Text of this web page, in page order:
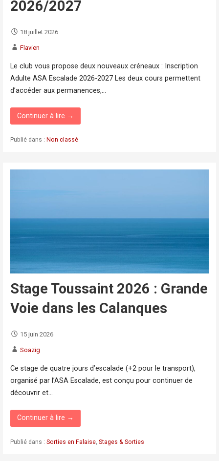
2026/2027
18 juillet 2026
Flavien
Le club vous propose deux nouveaux créneaux : Inscription
Adulte ASA Escalade 2026-2027 Les deux cours permettent
d’accéder aux permanences,…
Continuer à lire →
Publié dans : Non classé
Stage Toussaint 2026 : Grande
Voie dans les Calanques
15 juin 2026
Soazig
Ce stage de quatre jours d’escalade (+2 pour le transport),
organisé par l’ASA Escalade, est conçu pour continuer de
découvrir et…
Continuer à lire →
Publié dans : Sorties en Falaise, Stages & Sorties